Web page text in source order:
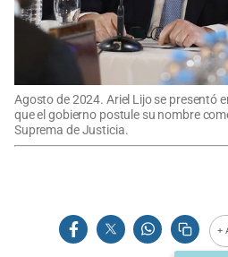
Agosto de 2024. Ariel Lijo se presentó
que el gobierno postule su nombre
Suprema de Justicia.
+